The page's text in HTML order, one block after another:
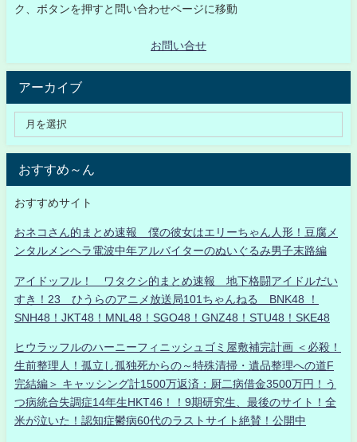
ク、ボタンを押すと問い合わせページに移動
お問い合せ
アーカイブ
おすすめ～ん
おすすめサイト
おネコさん的まとめ速報 僕の彼女はエリーちゃん人形！豆腐メ
ンタルメンヘラ電波中年アルバイターのぬいぐるみ男子末路編
アイドッフル！ ワタクシ的まとめ速報 地下格闘アイドルだい
すき！23 ひうらのアニメ放送局101ちゃんねる BNK48 ！
SNH48！JKT48！MNL48！SGO48！GNZ48！STU48！SKE48
ヒウラッフルのハーニーフィニッシュゴミ屋敷補完計画 ＜必殺！
生前整理人！孤立し孤独死からの～特殊清掃・遺品整理への道F
完結編＞ キャッシング計1500万返済：厨二病借金3500万円！う
つ病統合失調症14年生HKT46！！9期研究生、最後のサイト！全
米が泣いた！認知症鬱病60代のラストサイト絶賛！公開中